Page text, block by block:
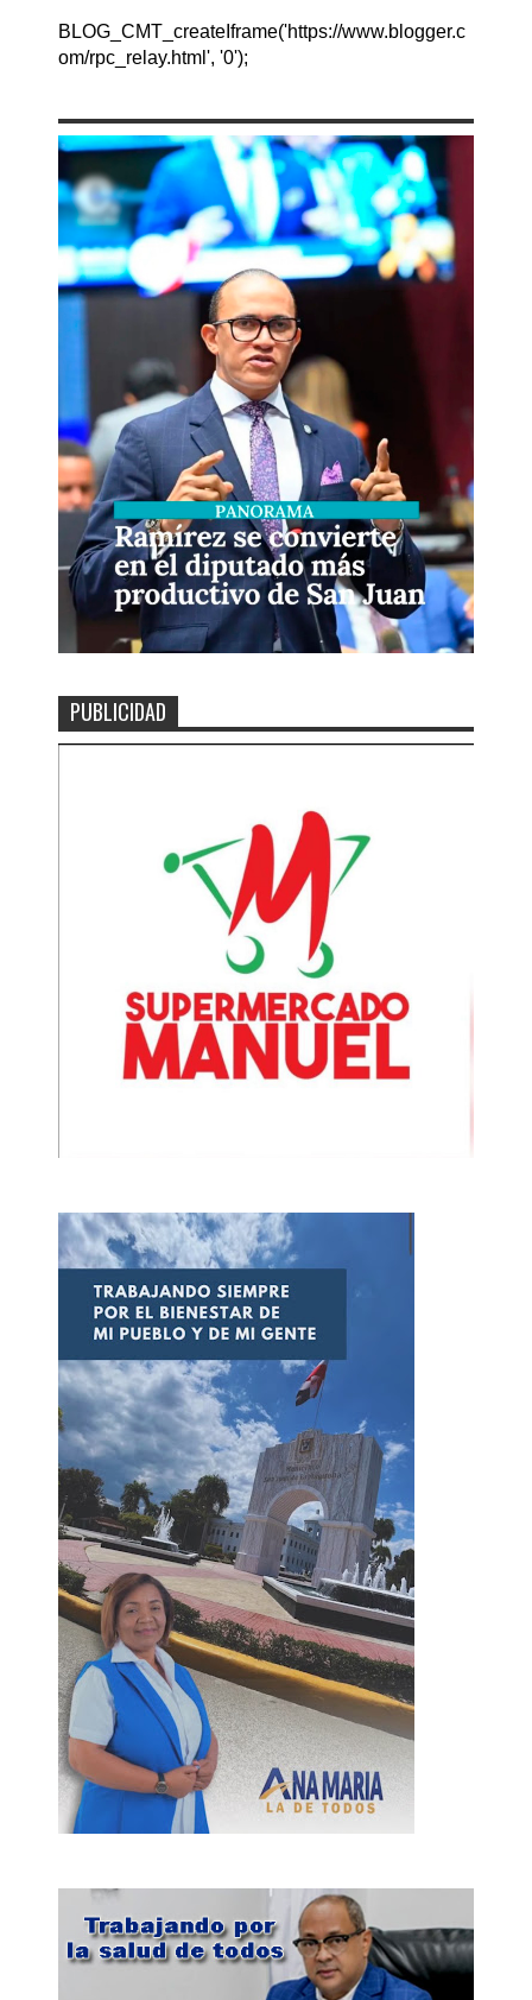
BLOG_CMT_createIframe('https://www.blogger.c
om/rpc_relay.html', '0');
PUBLICIDAD